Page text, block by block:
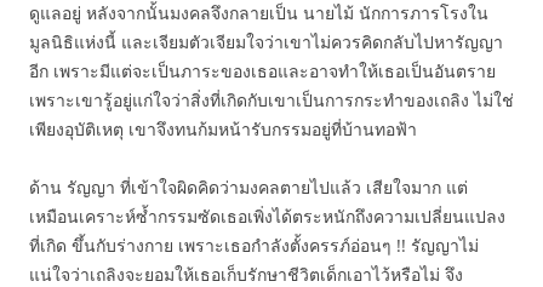
ดูแลอยู่ หลังจากนั้นมงคลจึงกลายเป็น นายไม้ นักการภารโรงใน
มูลนิธิแห่งนี้ และเจียมตัวเจียมใจว่าเขาไม่ควรคิดกลับไปหารัญญา
อีก เพราะมีแต่จะเป็นภาระของเธอและอาจทำให้เธอเป็นอันตราย
เพราะเขารู้อยู่แก่ใจว่าสิ่งที่เกิดกับเขาเป็นการกระทำของเถลิง ไม่ใช่
เพียงอุบัติเหตุ เขาจึงทนก้มหน้ารับกรรมอยู่ที่บ้านทอฟ้า
ด้าน รัญญา ที่เข้าใจผิดคิดว่ามงคลตายไปแล้ว เสียใจมาก แต่
เหมือนเคราะห์ซ้ำกรรมซัดเธอเพิ่งได้ตระหนักถึงความเปลี่ยนแปลง
ที่เกิด ขึ้นกับร่างกาย เพราะเธอกำลังตั้งครรภ์อ่อนๆ !! รัญญาไม่
แน่ใจว่าเถลิงจะยอมให้เธอเก็บรักษาชีวิตเด็กเอาไว้หรือไม่ จึง